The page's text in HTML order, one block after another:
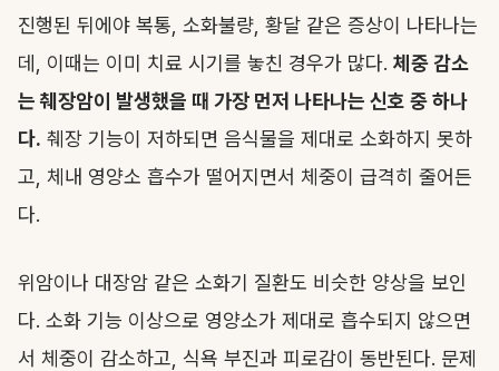
진행된 뒤에야 복통, 소화불량, 황달 같은 증상이 나타나는
데, 이때는 이미 치료 시기를 놓친 경우가 많다. 체중 감소
는 췌장암이 발생했을 때 가장 먼저 나타나는 신호 중 하나
다. 췌장 기능이 저하되면 음식물을 제대로 소화하지 못하
고, 체내 영양소 흡수가 떨어지면서 체중이 급격히 줄어든
다.
위암이나 대장암 같은 소화기 질환도 비슷한 양상을 보인
다. 소화 기능 이상으로 영양소가 제대로 흡수되지 않으면
서 체중이 감소하고, 식욕 부진과 피로감이 동반된다. 문제